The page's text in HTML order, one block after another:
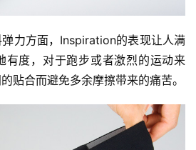
力方面，Inspiration的表现让人满
有度，对于跑步或者激烈的运动来
贴合而避免多余摩擦带来的痛苦。